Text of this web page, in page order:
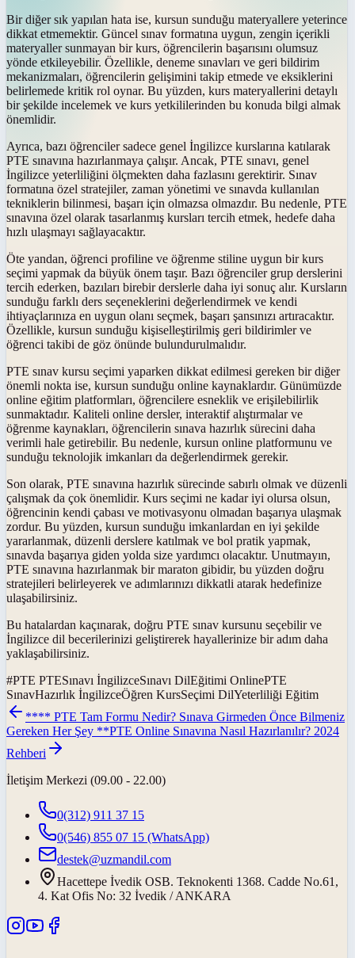
Bir diğer sık yapılan hata ise, kursun sunduğu materyallere yeterince
dikkat etmemektir. Güncel sınav formatına uygun, zengin içerikli
materyaller sunmayan bir kurs, öğrencilerin başarısını olumsuz
yönde etkileyebilir. Özellikle, deneme sınavları ve geri bildirim
mekanizmaları, öğrencilerin gelişimini takip etmede ve eksiklerini
belirlemede kritik rol oynar. Bu yüzden, kurs materyallerini detaylı
bir şekilde incelemek ve kurs yetkililerinden bu konuda bilgi almak
önemlidir.
Ayrıca, bazı öğrenciler sadece genel İngilizce kurslarına katılarak
PTE sınavına hazırlanmaya çalışır. Ancak, PTE sınavı, genel
İngilizce yeterliliğini ölçmekten daha fazlasını gerektirir. Sınav
formatına özel stratejiler, zaman yönetimi ve sınavda kullanılan
tekniklerin bilinmesi, başarı için olmazsa olmazdır. Bu nedenle, PTE
sınavına özel olarak tasarlanmış kursları tercih etmek, hedefe daha
hızlı ulaşmayı sağlayacaktır.
Öte yandan, öğrenci profiline ve öğrenme stiline uygun bir kurs
seçimi yapmak da büyük önem taşır. Bazı öğrenciler grup derslerini
tercih ederken, bazıları birebir derslerle daha iyi sonuç alır. Kursların
sunduğu farklı ders seçeneklerini değerlendirmek ve kendi
ihtiyaçlarınıza en uygun olanı seçmek, başarı şansınızı artıracaktır.
Özellikle, kursun sunduğu kişiselleştirilmiş geri bildirimler ve
öğrenci takibi de göz önünde bulundurulmalıdır.
PTE sınav kursu seçimi yaparken dikkat edilmesi gereken bir diğer
önemli nokta ise, kursun sunduğu online kaynaklardır. Günümüzde
online eğitim platformları, öğrencilere esneklik ve erişilebilirlik
sunmaktadır. Kaliteli online dersler, interaktif alıştırmalar ve
öğrenme kaynakları, öğrencilerin sınava hazırlık sürecini daha
verimli hale getirebilir. Bu nedenle, kursun online platformunu ve
sunduğu teknolojik imkanları da değerlendirmek gerekir.
Son olarak, PTE sınavına hazırlık sürecinde sabırlı olmak ve düzenli
çalışmak da çok önemlidir. Kurs seçimi ne kadar iyi olursa olsun,
öğrencinin kendi çabası ve motivasyonu olmadan başarıya ulaşmak
zordur. Bu yüzden, kursun sunduğu imkanlardan en iyi şekilde
yararlanmak, düzenli derslere katılmak ve bol pratik yapmak,
sınavda başarıya giden yolda size yardımcı olacaktır. Unutmayın,
PTE sınavına hazırlanmak bir maraton gibidir, bu yüzden doğru
stratejileri belirleyerek ve adımlarınızı dikkatli atarak hedefinize
ulaşabilirsiniz.
Bu hatalardan kaçınarak, doğru PTE sınav kursunu seçebilir ve
İngilizce dil becerilerinizi geliştirerek hayallerinize bir adım daha
yaklaşabilirsiniz.
#PTE PTESınavı İngilizceSınavı DilEğitimi OnlinePTE
SınavHazırlık İngilizceÖğren KursSeçimi DilYeterliliği Eğitim
**** PTE Tam Formu Nedir? Sınava Girmeden Önce Bilmeniz
Gereken Her Şey **PTE Online Sınavına Nasıl Hazırlanılır? 2024
Rehberi
İletişim Merkezi (09.00 - 22.00)
0(312) 911 37 15
0(546) 855 07 15 (WhatsApp)
destek@uzmandil.com
Hacettepe İvedik OSB. Teknokenti 1368. Cadde No.61,
4. Kat Ofis No: 32 İvedik / ANKARA